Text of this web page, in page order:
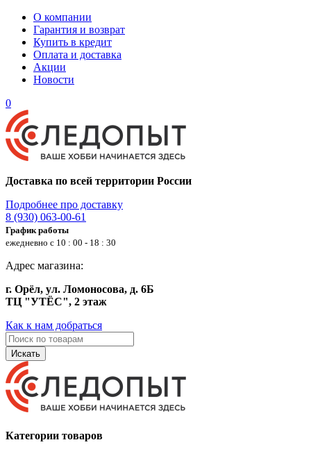
О компании
Гарантия и возврат
Купить в кредит
Оплата и доставка
Акции
Новости
0
Доставка по всей территории России
Подробнее про доставку
8 (930) 063-00-61
График работы
ежедневно с 10 : 00 - 18 : 30
Адрес магазина:
г. Орёл, ул. Ломоносова, д. 6Б
ТЦ "УТЁС", 2 этаж
Как к нам добраться
Искать
Категории товаров